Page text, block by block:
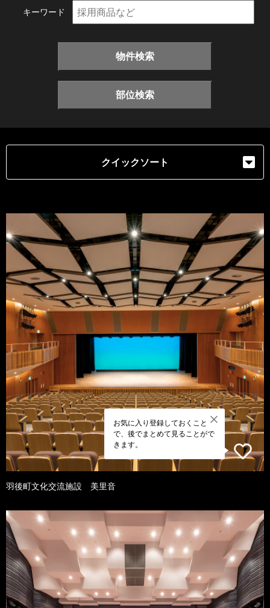
キーワード
物件検索
部位検索
クイックソート
お気に入り登録しておくこと
で、後でまとめて見ることがで
きます。
羽後町文化交流施設 美里音